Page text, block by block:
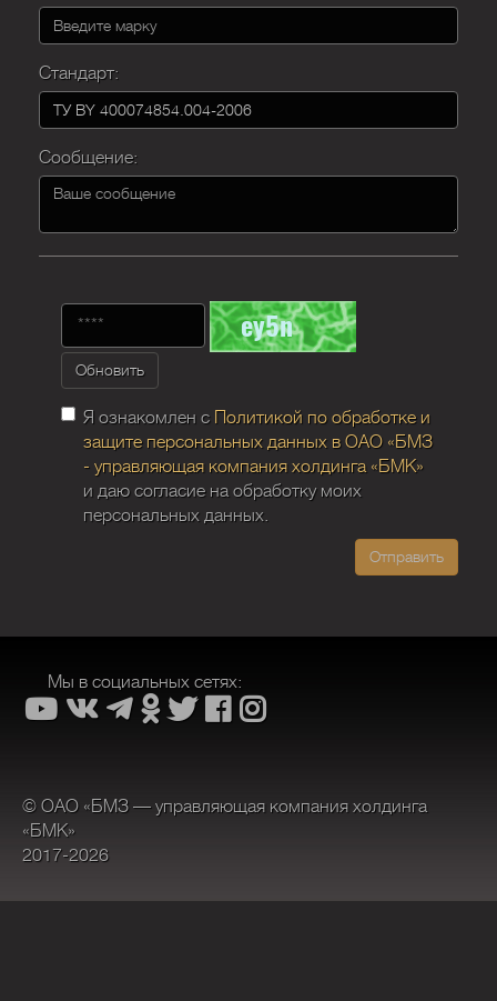
Стандарт:
Сообщение:
Обновить
Я ознакомлен с Политикой по обработке и
защите персональных данных в ОАО «БМЗ
- управляющая компания холдинга «БМК»
и даю согласие на обработку моих
персональных данных.
Отправить
Мы в социальных сетях:
© ОАО «БМЗ — управляющая компания холдинга
«БМК»
2017-2026